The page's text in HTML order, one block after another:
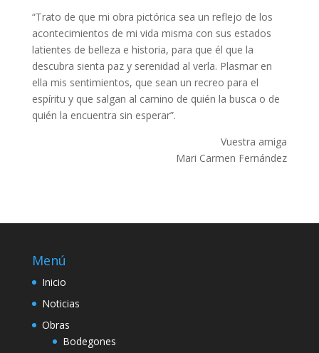
“Trato de que mi obra pictórica sea un reflejo de los
acontecimientos de mi vida misma con sus estados
latientes de belleza e historia, para que él que la
descubra sienta paz y serenidad al verla. Plasmar en
ella mis sentimientos, que sean un recreo para el
espíritu y que salgan al camino de quién la busca o de
quién la encuentra sin esperar”.
Vuestra amiga
Mari Carmen Fernández
Menú
Inicio
Noticias
Obras
Bodegones